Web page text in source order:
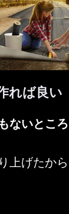
れば良い
ないところ
上げたから